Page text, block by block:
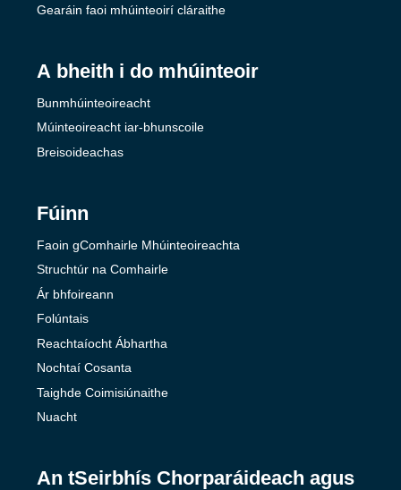
Gearáin faoi mhúinteoirí cláraithe
A bheith i do mhúinteoir
Bunmhúinteoireacht
Múinteoireacht iar-bhunscoile
Breisoideachas
Fúinn
Faoin gComhairle Mhúinteoireachta
Struchtúr na Comhairle
Ár bhfoireann
Folúntais
Reachtaíocht Ábhartha
Nochtaí Cosanta
Taighde Coimisiúnaithe
Nuacht
An tSeirbhís Chorparáideach agus